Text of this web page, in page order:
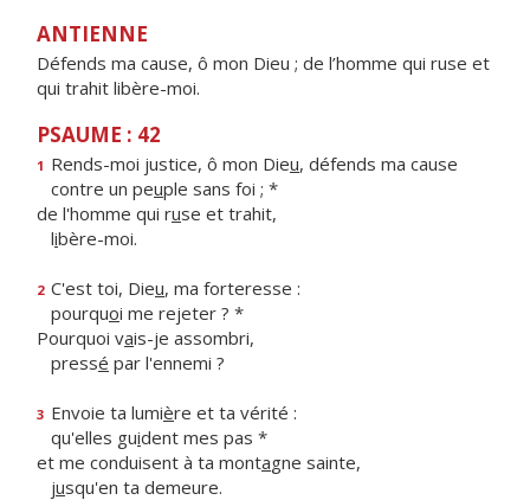
ANTIENNE
Défends ma cause, ô mon Dieu ; de l’homme qui ruse et
qui trahit libère-moi.
PSAUME : 42
1 Rends-moi justice, ô mon Dieu, défends ma cause
contre un peuple sans foi ; *
de l'homme qui ruse et trahit,
libère-moi.
2 C'est toi, Dieu, ma forteresse :
pourquoi me rejeter ? *
Pourquoi vais-je assombri,
pressé par l'ennemi ?
3 Envoie ta lumière et ta vérité :
qu'elles guident mes pas *
et me conduisent à ta montagne sainte,
jusqu'en ta demeure.